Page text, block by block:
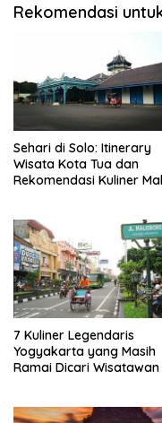
Rekomendasi
Sehari di Solo: Itinerary
Wisata Kota Tua dan
Rekomendasi Kuliner
7 Kuliner Legendaris
Yogyakarta yang Masih
Ramai Dicari Wisatawan